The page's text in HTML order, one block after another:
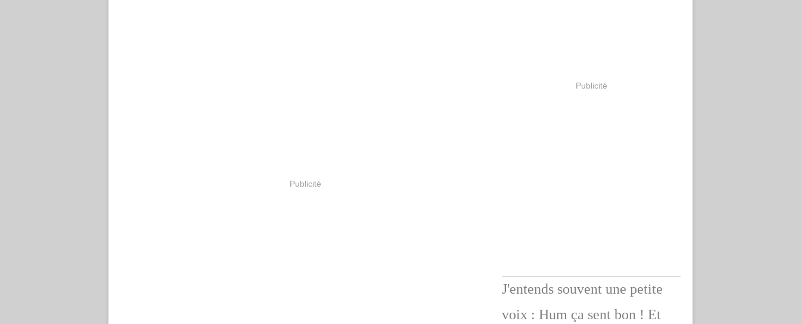
Publicité
Publicité
J'entends souvent une petite
voix : Hum ça sent bon ! Et